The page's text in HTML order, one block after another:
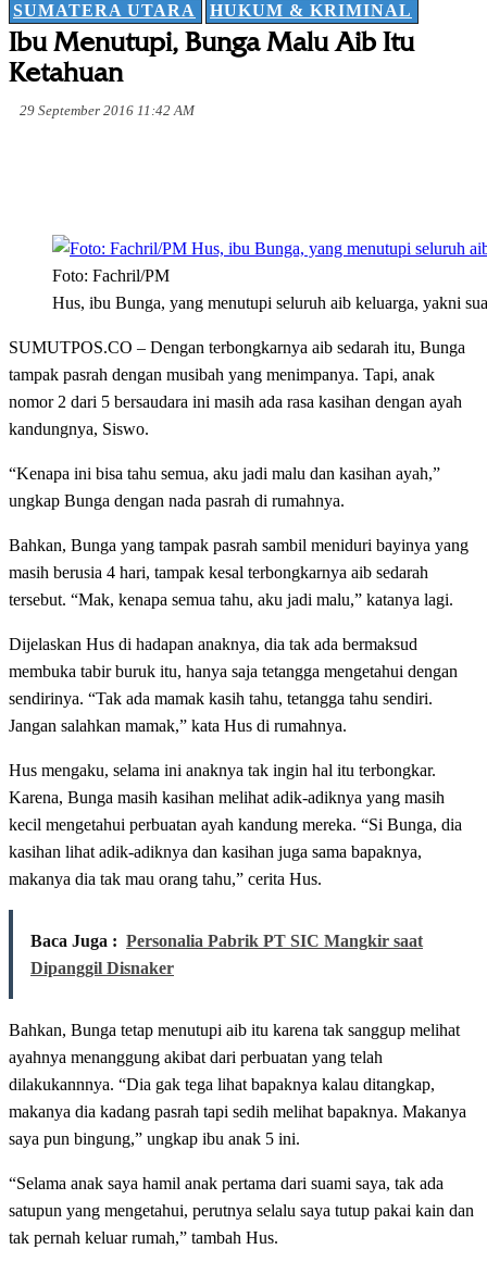
SUMATERA UTARA HUKUM & KRIMINAL
Ibu Menutupi, Bunga Malu Aib Itu
Ketahuan
29 September 2016 11:42 AM
Foto: Fachril/PM
Hus, ibu Bunga, yang menutupi seluruh aib keluarga, yakni
SUMUTPOS.CO – Dengan terbongkarnya aib sedarah itu, Bunga
tampak pasrah dengan musibah yang menimpanya. Tapi, anak
nomor 2 dari 5 bersaudara ini masih ada rasa kasihan dengan ayah
kandungnya, Siswo.
“Kenapa ini bisa tahu semua, aku jadi malu dan kasihan ayah,”
ungkap Bunga dengan nada pasrah di rumahnya.
Bahkan, Bunga yang tampak pasrah sambil meniduri bayinya yang
masih berusia 4 hari, tampak kesal terbongkarnya aib sedarah
tersebut. “Mak, kenapa semua tahu, aku jadi malu,” katanya lagi.
Dijelaskan Hus di hadapan anaknya, dia tak ada bermaksud
membuka tabir buruk itu, hanya saja tetangga mengetahui dengan
sendirinya. “Tak ada mamak kasih tahu, tetangga tahu sendiri.
Jangan salahkan mamak,” kata Hus di rumahnya.
Hus mengaku, selama ini anaknya tak ingin hal itu terbongkar.
Karena, Bunga masih kasihan melihat adik-adiknya yang masih
kecil mengetahui perbuatan ayah kandung mereka. “Si Bunga, dia
kasihan lihat adik-adiknya dan kasihan juga sama bapaknya,
makanya dia tak mau orang tahu,” cerita Hus.
Baca Juga : Personalia Pabrik PT SIC Mangkir saat
Dipanggil Disnaker
Bahkan, Bunga tetap menutupi aib itu karena tak sanggup melihat
ayahnya menanggung akibat dari perbuatan yang telah
dilakukannnya. “Dia gak tega lihat bapaknya kalau ditangkap,
makanya dia kadang pasrah tapi sedih melihat bapaknya. Makanya
saya pun bingung,” ungkap ibu anak 5 ini.
“Selama anak saya hamil anak pertama dari suami saya, tak ada
satupun yang mengetahui, perutnya selalu saya tutup pakai kain dan
tak pernah keluar rumah,” tambah Hus.